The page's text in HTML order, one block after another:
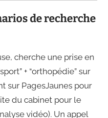
de recherche
cherche une prise en
+ “orthopédie” sur
sur PagesJaunes pour
du cabinet pour le
vidéo). Un appel